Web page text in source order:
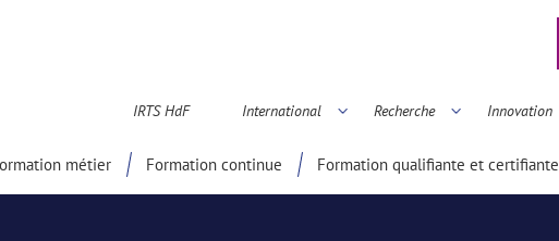
IRTS HdF International Recherche Innovation
métier Formation continue Formation qualifiante et certifiante